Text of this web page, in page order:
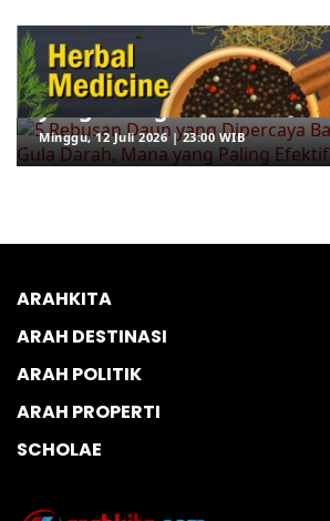
5 Rebusan Daun yang
Bantu Menurunkan Gula
yang Paling Efektif?
Minggu, 12 Juli 2026 | 23:00 WIB
ARAHKITA
ARAH DESTINASI
ARAH POLITIK
ARAH PROPERTI
SCHOLAE